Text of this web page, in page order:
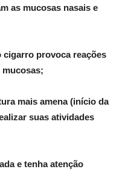
as mucosas nasais e
cigarro provoca reações
mucosas;
mais amena (início da
suas atividades
e tenha atenção